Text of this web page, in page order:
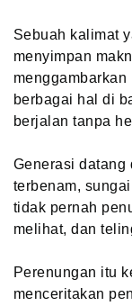
Sebuah kalimat
menyimpan
berbagai hal di
berjalan tanpa
Generasi datang
terbenam,
tidak pernah
melihat, dan
Perenungan itu
menceritakan